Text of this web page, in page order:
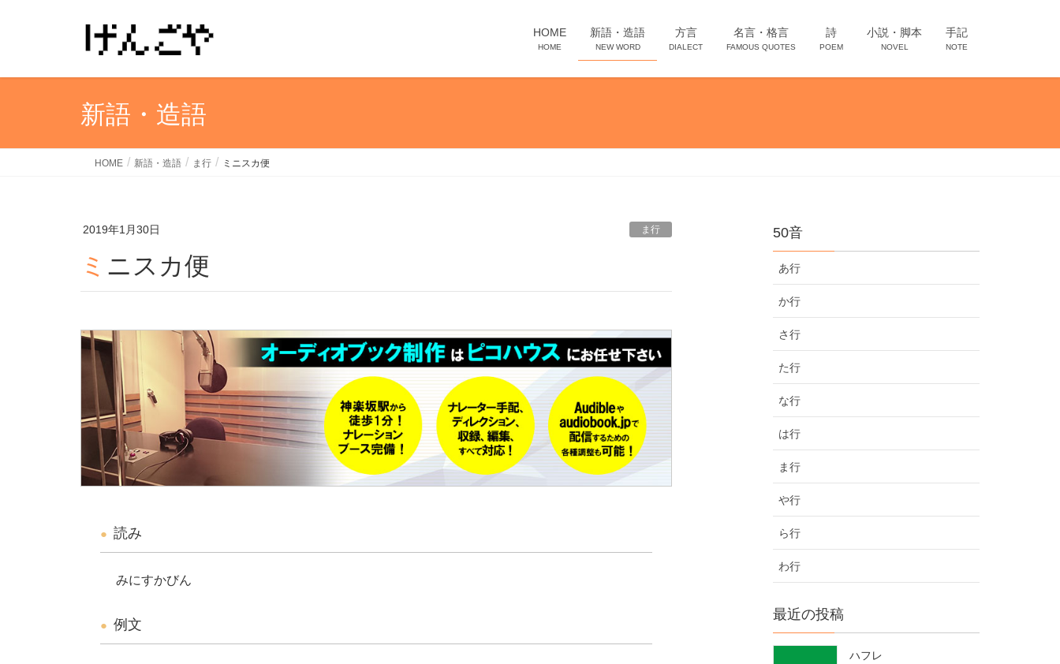
HOME
HOME
新語・造語
NEW WORD
方言
DIALECT
名言・格言
FAMOUS QUOTES
詩
POEM
小説・脚本
NOVEL
手記
NOTE
新語・造語
HOME 新語・造語 ま行 ミニスカ便
2019年1月30日 ま行
ミニスカ便
読み
みにすかびん
例文
50音
あ行
か行
さ行
た行
な行
は行
ま行
や行
ら行
わ行
最近の投稿
ハフレ